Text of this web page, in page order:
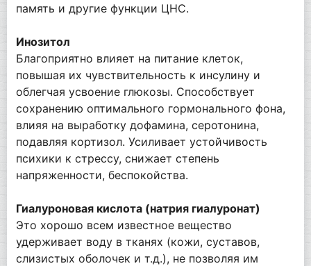
память и другие функции ЦНС.
Инозитол
Благоприятно влияет на питание клеток,
повышая их чувствительность к инсулину и
облегчая усвоение глюкозы. Способствует
сохранению оптимального гормонального фона,
влияя на выработку дофамина, серотонина,
подавляя кортизол. Усиливает устойчивость
психики к стрессу, снижает степень
напряженности, беспокойства.
Гиалуроновая кислота (натрия гиалуронат)
Это хорошо всем известное вещество
удерживает воду в тканях (кожи, суставов,
слизистых оболочек и т.д.), не позволяя им